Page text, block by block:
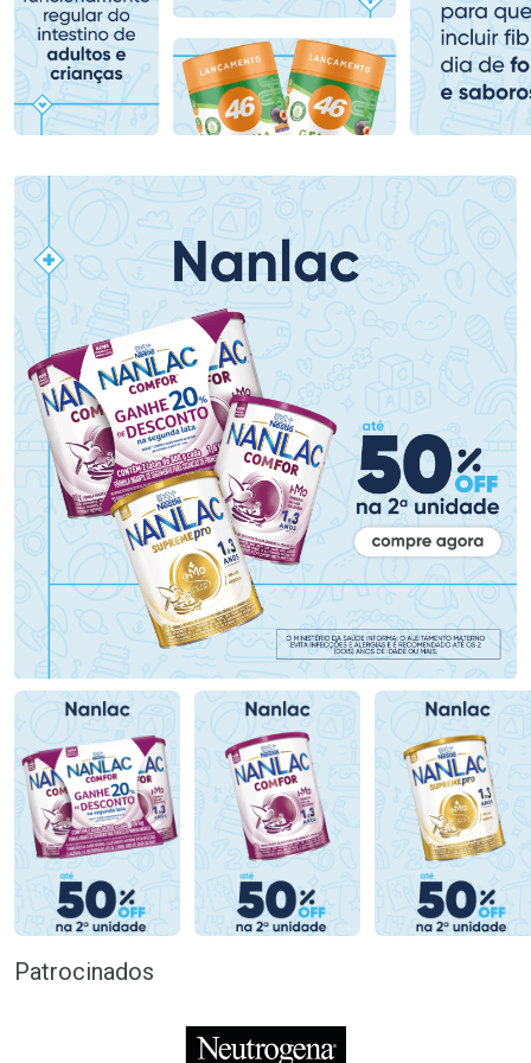
Comprar sem Desconto
Por R$ 54,99/cada
Comprar sem Desconto
Por R$ 54,99/cada
Comprar sem Desconto
Por R$ 64,90/cada
Comprar sem Desconto
Por R$ 64,90/cada
Patrocinados